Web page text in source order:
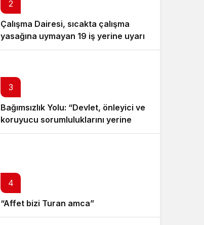
2
Çalışma Dairesi, sıcakta çalışma
yasağına uymayan 19 iş yerine uyarı
verdi
3
Bağımsızlık Yolu: “Devlet, önleyici ve
koruyucu sorumluluklarını yerine
getirmeli”
4
“Affet bizi Turan amca”